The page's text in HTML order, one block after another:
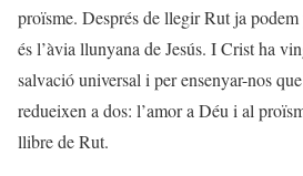
proïsme. Després de llegir Rut ja
és l’àvia llunyana de Jesús. I Crist ha
salvació universal i per ensenyar-nos
redueixen a dos: l’amor a Déu i al
llibre de Rut.